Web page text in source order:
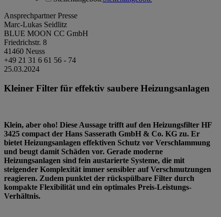
Ansprechpartner Presse
Marc-Lukas Seidlitz
BLUE MOON CC GmbH
Friedrichstr. 8
41460 Neuss
+49 21 31 6 61 56 - 74
25.03.2024
Kleiner Filter für effektiv saubere Heizungsanlagen
Klein, aber oho! Diese Aussage trifft auf den Heizungsfilter HF
3425 compact der Hans Sasserath GmbH & Co. KG zu. Er
bietet Heizungsanlagen effektiven Schutz vor Verschlammung
und beugt damit Schäden vor. Gerade moderne
Heizungsanlagen sind fein austarierte Systeme, die mit
steigender Komplexität immer sensibler auf Verschmutzungen
reagieren. Zudem punktet der rückspülbare Filter durch
kompakte Flexibilität und ein optimales Preis-Leistungs-
Verhältnis.